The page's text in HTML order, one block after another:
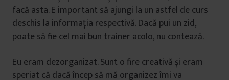
facă asta. E important să ajungi la un astfel de curs
deschis la informația respectivă. Dacă pui un zid,
poate să fie cel mai bun trainer acolo, nu contează.
Eu eram dezorganizat. Sunt o fire creativă și eram
speriat că dacă încep să mă organizez îmi va